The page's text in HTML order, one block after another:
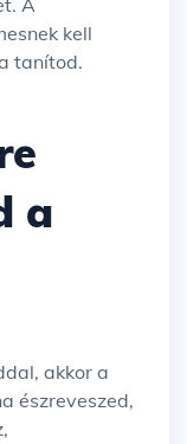
A
kell
tanítod.
a
akkor a
észreveszed,